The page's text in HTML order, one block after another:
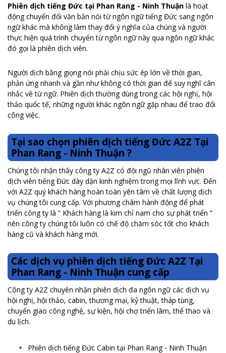
Phiên dịch tiếng Đức tại Phan Rang - Ninh Thuận là hoạt
động chuyển đổi văn bản nói từ ngôn ngữ tiếng Đức sang ngôn
ngữ khác mà không làm thay đổi ý nghĩa của chúng và người
thực hiện quá trình chuyển từ ngôn ngữ này qua ngôn ngữ khác
đó gọi là phiên dịch viên.
Người dịch bằng giọng nói phải chịu sức ép lớn về thời gian,
phản ứng nhanh và gần như không có thời gian để suy nghĩ cân
nhắc về từ ngữ. Phiên dịch thường dùng trong các hội nghị, hội
thảo quốc tế, những người khác ngôn ngữ gặp nhau để trao đổi
công việc.
Tại sao chọn phiên dịch tiếng Đức A2Z Tại
Phan Rang - Ninh Thuận ?
Chúng tôi nhận thấy công ty A2Z có đội ngũ nhân viên phiên
dịch viên tiếng Đức dày dặn kinh nghiệm trong mọi lĩnh vực. Đến
với A2Z quý khách hàng hoàn toàn yên tâm về chất lượng dịch
vụ chúng tôi cung cấp. Với phương châm hành động để phát
triển công ty là “ Khách hàng là kim chỉ nam cho sự phát triển “
nên công ty chúng tôi luôn có chế độ chăm sóc tốt cho khách
hàng cũ và khách hàng mới.
Các dịch vụ phiên dịch tiếng Đức A2Z Tại
Phan Rang - Ninh Thuận cung cấp
Công ty A2Z chuyên nhận phiên dịch đa ngôn ngữ các dịch vụ
hội nghị, hội thảo, cabin, thương mại, kỷ thuật, tháp tùng,
chuyển giao công nghệ, sự kiện, hội chợ triển lãm, thể thao và
du lịch.
Phiên dịch tiếng Đức Cabin tại Phan Rang - Ninh Thuận